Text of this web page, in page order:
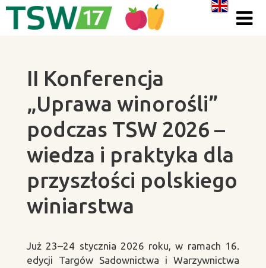
Skip to content
II Konferencja
„Uprawa winorośli”
podczas TSW 2026 –
wiedza i praktyka dla
przyszłości polskiego
winiarstwa
Już 23–24 stycznia 2026 roku, w ramach 16.
edycji Targów Sadownictwa i Warzywnictwa